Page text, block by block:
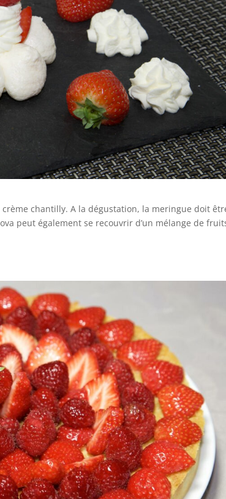
crème chantilly. A la dégustation, la meringue doit
peut également se recouvrir d’un mélange de